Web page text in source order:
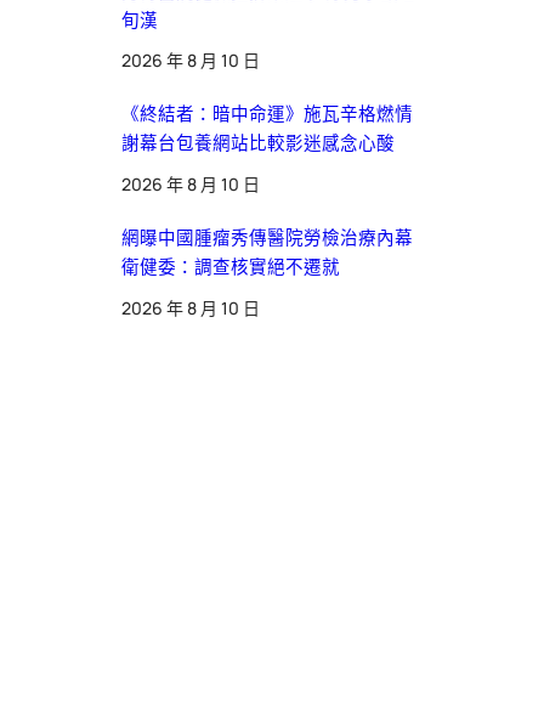
旬漢
2026 年 8 月 10 日
《終結者：暗中命運》施瓦辛格燃情
謝幕台包養網站比較影迷感念心酸
2026 年 8 月 10 日
網曝中國腫瘤秀傳醫院勞檢治療內幕
衛健委：調查核實絕不遷就
2026 年 8 月 10 日